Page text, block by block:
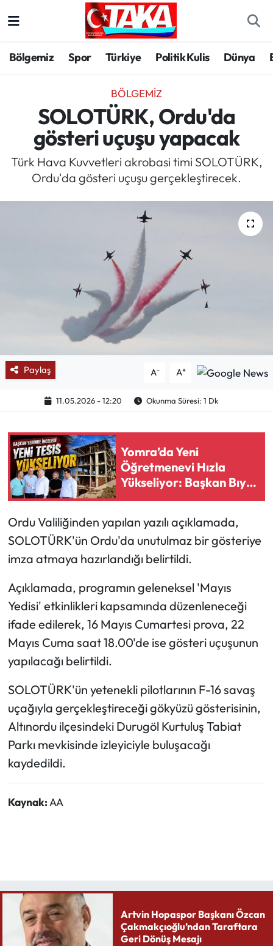
Bölgemiz Spor Türkiye Politik Kulis Dünya
BÖLGEMIZ
SOLOTÜRK, Ordu'da
gösteri uçuşu yapacak
Türk Hava Kuvvetleri akrobasi timi SOLOTÜRK,
Ordu'da gösteri uçuşu gerçekleştirecek.
Paylaş A- A+
11.05.2026 - 12:20 Okunma Süresi: 1 Dk
Yomra’da Yeni
Öğretmenevi Hızla
Yükseliyor: Başkan Bıyık
Yerinde İnceledi
Ordu Valiliğinden yapılan yazılı açıklamada,
SOLOTÜRK'ün Ordu'da unutulmaz bir gösteriye
imza atmaya hazırlandığı belirtildi.
Açıklamada, programın geleneksel 'Mayıs
Yedisi' etkinlikleri kapsamında düzenleneceği
ifade edilerek, 16 Mayıs Cumartesi prova, 22
Mayıs Cuma saat 18.00'de ise gösteri uçuşunun
yapılacağı belirtildi.
SOLOTÜRK'ün yetenekli pilotlarının F-16 savaş
uçağıyla gerçekleştireceği gökyüzü gösterisinin,
Altınordu ilçesindeki Durugöl Kurtuluş Tabiat
Parkı mevkisinde izleyiciyle buluşacağı
kaydedildi.
Kaynak:AA
Artvin Hopaspor Başkanı Özcan
Çakmakçıoğlu’ndan Taraftara
Geri Dönüş Mesajı
Spor
Türkiye
Kültür/Sanat
Politika
Politik Kulis
Mektup Galeri
Röportaj
Manşet
BIK
ASTROLOJİ
Mektup Galeri
Sağlık
Turizm
Teknoloji
Trabzon Hava Durumu
Trabzon Trafik Yoğunluk Haritası
Süper Lig Puan Durumu ve Fikstür
Tüm Manşetler
Son Dakika Haberleri